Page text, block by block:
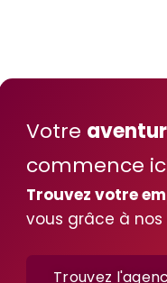
Votre
commence
Trouvez votre
vous grâce à
Trouvez